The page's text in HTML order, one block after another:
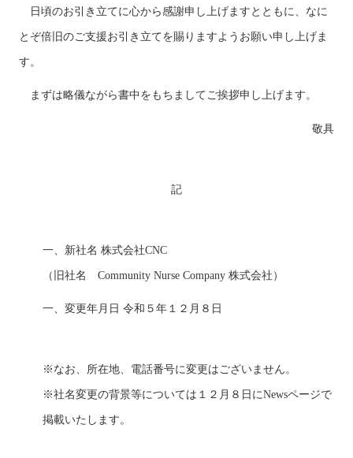
日頃のお引き立てに心から感謝申し上げますとともに、なに
とぞ倍旧のご支援お引き立てを賜りますようお願い申し上げま
す。
まずは略儀ながら書中をもちましてご挨拶申し上げます。
敬具
記
一、新社名 株式会社CNC
（旧社名 Community Nurse Company 株式会社）
一、変更年月日 令和５年１２月８日
※なお、所在地、電話番号に変更はございません。
※社名変更の背景等については１２月８日にNewsページで
掲載いたします。